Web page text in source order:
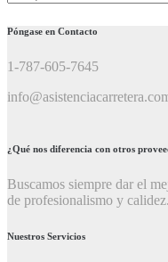
Póngase en Contacto
1-787-605-7645
¿Qué nos diferencia con otros
Buscamos siempre dar el
de profesionalismo y calidez.
Nuestros Servicios